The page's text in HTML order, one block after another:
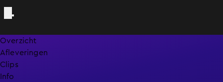
Overzicht
Afleveringen
Clips
Info